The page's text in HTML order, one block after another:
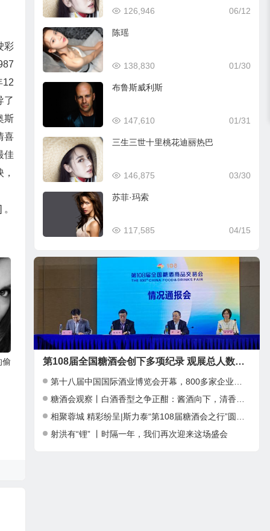
彩
12
了
斯
喜
佳
偷
06/12
126,946
陈瑶
01/30
138,830
布鲁斯威利斯
01/31
147,610
三生三世十里桃花迪丽热巴
03/30
146,875
苏菲·玛索
04/15
117,585
第108届全国糖酒会创下多项纪录 观展总人数近39万人次
第十八届中国国际酒业博览会开幕，800多家企业参加
糖酒会观察丨白酒香型之争正酣：酱酒向下，清香向上，小众香型崛起
相聚蓉城 精彩纷呈|斯力泰“第108届糖酒会之行”圆满结束
射洪有“锂” 丨时隔一年，我们再次迎来这场盛会